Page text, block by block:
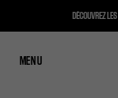
MENU
FERMER
DÉCOUVREZ LES